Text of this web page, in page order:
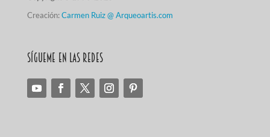
Creación:Carmen Ruiz @ Arqueoartis.com
Sígueme en las redes